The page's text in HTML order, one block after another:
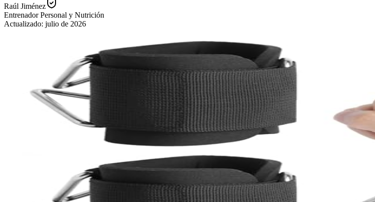
Raúl Jiménez
Entrenador Personal y Nutrición
Actualizado: julio de 2026